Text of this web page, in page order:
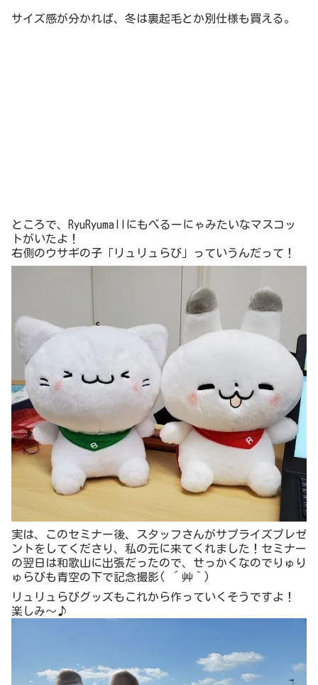
入荷予定が3月8日って書いてたけど3月6日に届いたよ！
今回は、先に紹介したセミナーでいいなぁと思った商品が
サイズ感を確認すべく購入してみました！
まずは、あの袖のフリルがかわいいブラウス！
いっちょ前に着やせ効果を狙って縦ストライプを選んでみ
ましたよ！はは！
素材感はこんな感じ。1,089円ならこのクオリティで充分
だわ。